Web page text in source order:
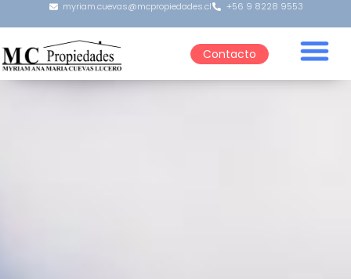
myriam.cuevas@mcpropiedades.cl +56 9 8228 9553
Contacto